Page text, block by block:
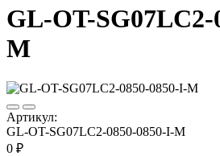
GL-OT-SG07LC2-
M
Артикул:
GL-OT-SG07LC2-0850-0850-I-M
0 ₽